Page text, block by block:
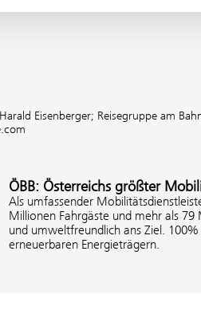
Eisenberger; Reisegruppe am
ÖBB: Österreichs größter
Als umfassender
Millionen Fahrgäste und mehr als
und umweltfreundlich ans Ziel.
erneuerbaren Energieträgern.